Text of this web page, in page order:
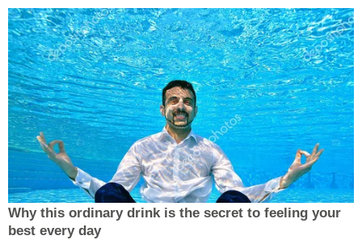
Why this ordinary drink is the secret to feeling your
best every day